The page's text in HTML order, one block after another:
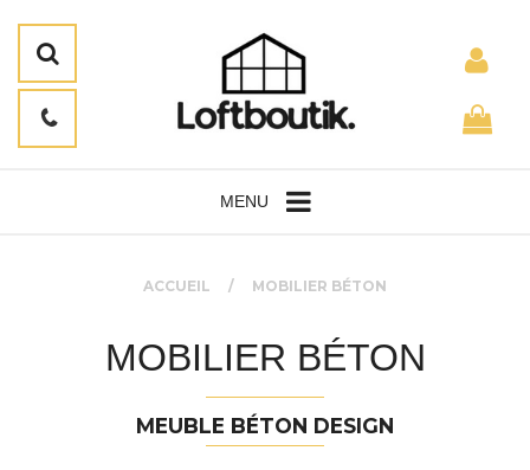
MENU
ACCUEIL MOBILIER BÉTON
MOBILIER BÉTON
MEUBLE BÉTON DESIGN